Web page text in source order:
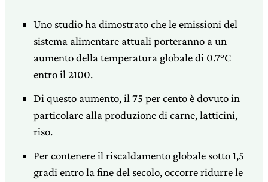
Uno studio ha dimostrato che le emissioni del
sistema alimentare attuali porteranno a un
aumento della temperatura globale di 0.7°C
entro il 2100.
Di questo aumento, il 75 per cento è dovuto in
particolare alla produzione di carne, latticini,
riso.
Per contenere il riscaldamento globale sotto 1,5
gradi entro la fine del secolo, occorre ridurre le